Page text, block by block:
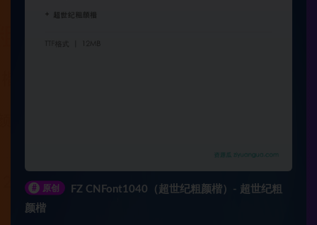
# 原创
FZ CNFont1040（超世纪粗颜楷）- 超世纪粗
颜楷